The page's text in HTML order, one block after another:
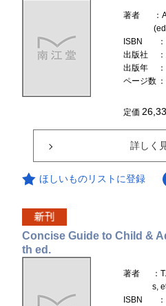
著者
ISBN
出版社
出版年
ページ数
定価
詳しく
ほしいものリストに登録
Concise Guide to Child &
th ed.
著者
：
s,
ISBN